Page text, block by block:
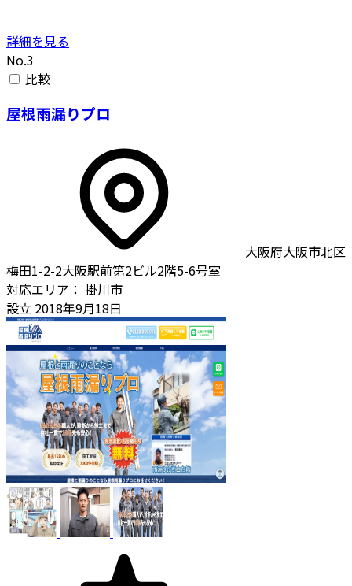
詳細を見る
No.3
比較
屋根雨漏りプロ
大阪府大阪市北区
梅田1-2-2大阪駅前第2ビル2階5-6号室
対応エリア： 掛川市
設立 2018年9月18日